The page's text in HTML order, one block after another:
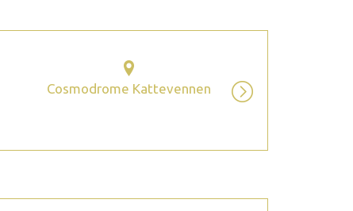
Cosmodrome Kattevennen